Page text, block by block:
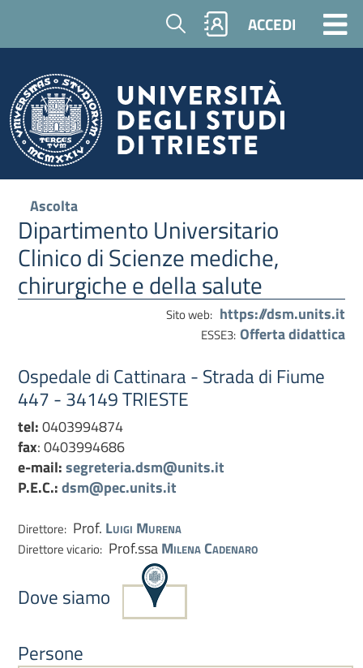
Cerca ACCEDI
Ascolta
Dipartimento Universitario
Clinico di Scienze mediche,
chirurgiche e della salute
Sito web: https://dsm.units.it
ESSE3: Offerta didattica
Ospedale di Cattinara - Strada di Fiume
447 - 34149 TRIESTE
tel:0403994874
fax: 0403994686
e-mail:segreteria.dsm@units.it
P.E.C.:dsm@pec.units.it
Direttore: Prof. Luigi Murena
Direttore vicario: Prof.ssaMilena Cadenaro
Dove siamo
Persone